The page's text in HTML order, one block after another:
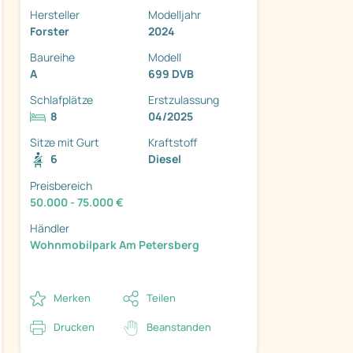
Hersteller
Forster
Modelljahr
2024
Baureihe
A
Modell
699 DVB
Schlafplätze
8
Erstzulassung
04/2025
Sitze mit Gurt
6
Kraftstoff
Diesel
Preisbereich
50.000 - 75.000 €
Händler
Wohnmobilpark Am Petersberg
Merken Teilen
Drucken Beanstanden